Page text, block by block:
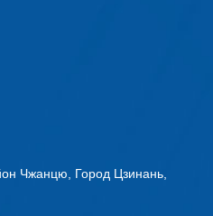
Чжанцю, Город Цзинань,